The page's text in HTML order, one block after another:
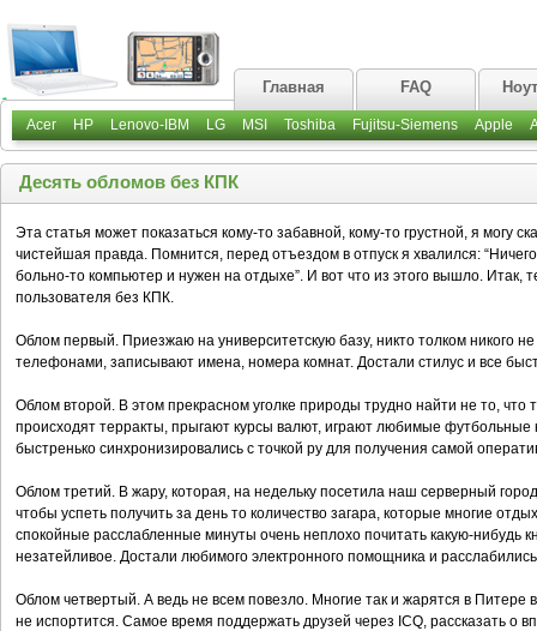
Главная FAQ
Acer HP Lenovo-IBM LG MSI Toshiba Fujitsu-Siemens Apple
Десять обломов без КПК
Эта статья может показаться кому-то забавной, кому-то грустной, я могу
чистейшая правда. Помнится, перед отъездом в отпуск я хвалился:
больно-то компьютер и нужен на отдыхе”. И вот что из этого вышло. Итак,
пользователя без КПК.
Облом первый. Приезжаю на университетскую базу, никто толком никого
телефонами, записывают имена, номера комнат. Достали стилус и все
Облом второй. В этом прекрасном уголке природы трудно найти не то,
происходят терракты, прыгают курсы валют, играют любимые
быстренько синхронизировались с точкой ру для получения самой
Облом третий. В жару, которая, на недельку посетила наш серверный
чтобы успеть получить за день то количество загара, которые многие
спокойные расслабленные минуты очень неплохо почитать какую-нибудь
незатейливое. Достали любимого электронного помощника и
Облом четвертый. А ведь не всем повезло. Многие так и жарятся в Питере
не испортится. Самое время поддержать друзей через ICQ, рассказать о